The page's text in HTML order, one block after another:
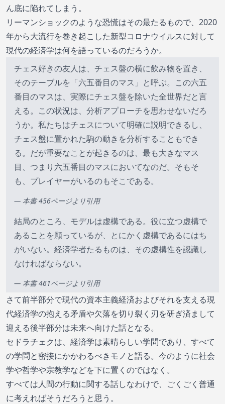
ん底に陥れてしまう。
リーマンショックのような恐慌はその最たるもので、2020
年から大流行を巻き起こした新型コロナウイルスに対して
現代の経済学は何を語っているのだろうか。
チェス好きの友人は、チェス盤の横に飲み物を置き、
そのテーブルを「六五番目のマス」と呼ぶ。この六五
番目のマスは、実際にチェス盤を除いた全世界だと言
える。この状況は、分析アプローチを思わせないだろ
うか。私たちはチェスについて明確に説明できるし、
チェス盤に置かれた駒の動きを分析することもでき
る。だが重要なことが起きるのは、最も大きなマス
目、つまり六五番目のマスにおいてなのだ。そもそ
も、プレイヤーがいるのもそこである。
— 本書 456ページより引用
結局のところ、モデルは虚構である。役に立つ虚構で
あることを願っているが、とにかく虚構であるにはち
がいない。経済学者たるものは、その虚構性を認識し
なければならない。
— 本書 461ページより引用
さて前半部分で現代の資本主義経済およびそれを支える現
代経済学の抱える矛盾や欠落を切り裂く刃を研ぎ済まして
迎える後半部分は未来へ向けた話となる。
セドラチェクは、経済学は素晴らしい学問であり、すべて
の学問と密接にかかわるべきモノと語る。今のように社会
学や哲学や宗教学などを下に置くのではなく。
すべては人間の行動に関する話しなわけで、ごくごく普通
に考えればそうだろうと思う。